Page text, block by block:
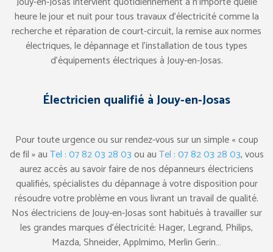
heure le jour et nuit pour tous travaux d’électricité comme la
recherche et réparation de court-circuit, la remise aux normes
électriques, le dépannage et l’installation de tous types
d’équipements électriques à Jouy-en-Josas.
Électricien qualifié à Jouy-en-Josas
Pour toute urgence ou sur rendez-vous sur un simple « coup
de fil » auTel : 07 82 03 28 03ou auTel : 07 82 03 28 03, vous
aurez accès au savoir faire de nos dépanneurs électriciens
qualifiés, spécialistes du dépannage à votre disposition pour
résoudre votre problème en vous livrant un travail de qualité.
Nos électriciens de Jouy-en-Josas sont habitués à travailler sur
les grandes marques d’électricité: Hager, Legrand, Philips,
Mazda, Shneider, Applmimo, Merlin Gerin…